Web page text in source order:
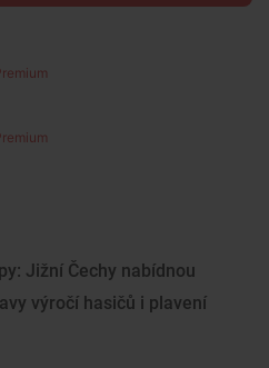
Jižní Čechy nabídnou
výročí hasičů i plavení